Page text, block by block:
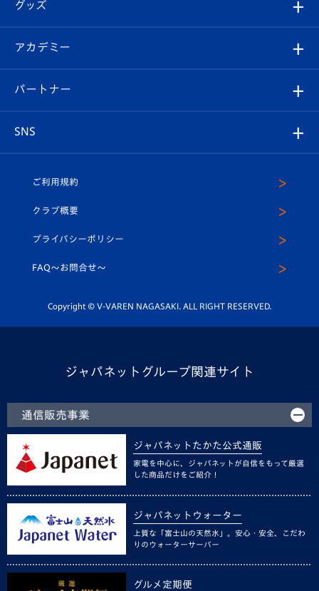
チケット
イベント
メディア
ホームタウン
スタッフプロフィール
マスコット紹介
平和祈念活動
ホームタウン活動
Revive Team
ヴィヴィくんの長崎おもてなしガイド
フォトギャラリー
スタジアムグルメ
V-LOVERS（ファンクラブ）
プレイヤーズスイート
グッズ
オンラインショップ
店舗情報
アカデミー
育成からのお知らせ
U-18
スクール
パートナー
SNS
ヴィヴィくんインスタグラム
公式LINE＠
ご利用規約
クラブ概要
プライバシーポリシー
FAQ〜お問合せ〜
Copyright © V-VAREN NAGASAKI. ALL RIGHT RESERVED.
ジャパネットグループ関連サイト
通信販売事業
ジャパネットたかた公式通販
家電を中心に、ジャパネットが自信をもって厳選
した商品だけをご紹介！
ジャパネットウォーター
上質な「富士山の天然水」。安心・安全、こだわ
りのウォーターサーバー
グルメ定期便